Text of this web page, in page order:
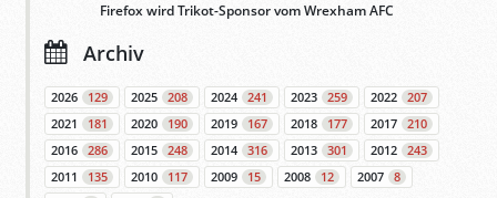
Firefox wird Trikot-Sponsor vom Wrexham AFC
Archiv
2026 129 2025 208 2024 241 2023 259 2022
207
2021
181 2020 190 2019 167 2018 177 2017
210
2016
286 2015 248 2014 316 2013 301 2012
243
2011
135 2010 117 2009 15 2008 12 2007
8